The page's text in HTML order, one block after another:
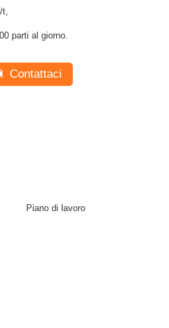
t,
parti al giorno.
Contattaci
Piano di lavoro